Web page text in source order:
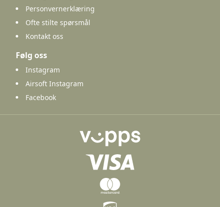
Personvernerklæring
Ofte stilte spørsmål
Kontakt oss
Følg oss
Instagram
Airsoft Instagram
Facebook